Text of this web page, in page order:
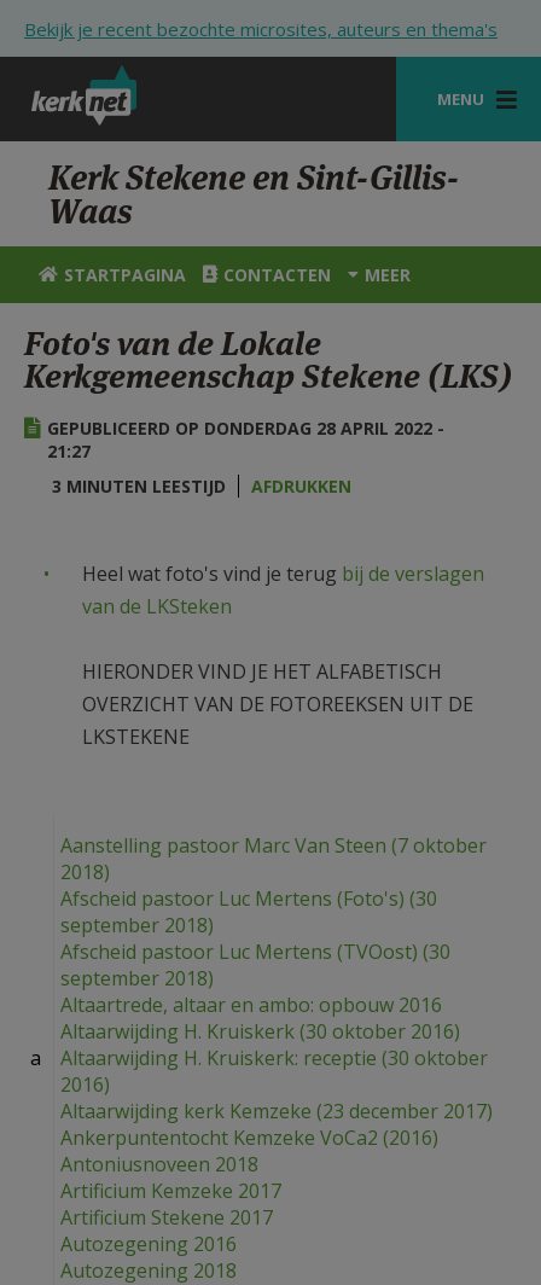
Bekijk je recent bezochte microsites, auteurs en thema's
MENU
STARTPAGINA
KERK
VIERINGEN
ZOEKEN
HULP
STARTPAGINA PORTAAL
AANMELDEN OF REGISTREREN
Kerk Stekene en Sint-Gillis-
Waas
STARTPAGINA CONTACTEN MEER
Foto's van de Lokale
Kerkgemeenschap Stekene (LKS)
GEPUBLICEERD OP DONDERDAG 28 APRIL 2022 -
21:27
3 MINUTEN LEESTIJD
AFDRUKKEN
Heel wat foto's vind je terug bij de verslagen
van de LKSteken
HIERONDER VIND JE HET ALFABETISCH
OVERZICHT VAN DE FOTOREEKSEN UIT DE
LKSTEKENE
a
Aanstelling pastoor Marc Van Steen (7 oktober
2018)
Afscheid pastoor Luc Mertens (Foto's) (30
september 2018)
Afscheid pastoor Luc Mertens (TVOost) (30
september 2018)
Altaartrede, altaar en ambo: opbouw 2016
Altaarwijding H. Kruiskerk (30 oktober 2016)
Altaarwijding H. Kruiskerk: receptie (30 oktober
2016)
Altaarwijding kerk Kemzeke (23 december 2017)
Ankerpuntentocht Kemzeke VoCa2 (2016)
Antoniusnoveen 2018
Artificium Kemzeke 2017
Artificium Stekene 2017
Autozegening 2016
Autozegening 2018